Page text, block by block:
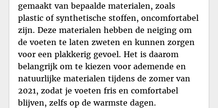
gemaakt van bepaalde materialen, zoals
plastic of synthetische stoffen, oncomfortabel
zijn. Deze materialen hebben de neiging om
de voeten te laten zweten en kunnen zorgen
voor een plakkerig gevoel. Het is daarom
belangrijk om te kiezen voor ademende en
natuurlijke materialen tijdens de zomer van
2021, zodat je voeten fris en comfortabel
blijven, zelfs op de warmste dagen.